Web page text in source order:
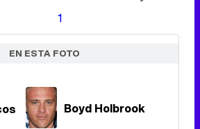
1
EN ESTA FOTO
Boyd Holbrook